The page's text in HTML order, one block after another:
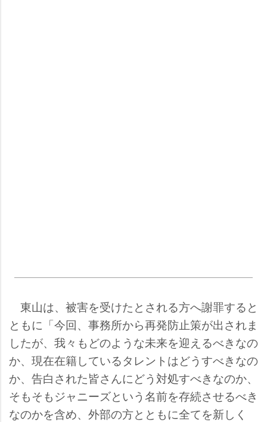
東山は、被害を受けたとされる方へ謝罪すると
ともに「今回、事務所から再発防止策が出されま
したが、我々もどのような未来を迎えるべきなの
か、現在在籍しているタレントはどうすべきなの
か、告白された皆さんにどう対処すべきなのか、
そもそもジャニーズという名前を存続させるべき
なのかを含め、外部の方とともに全てを新しく